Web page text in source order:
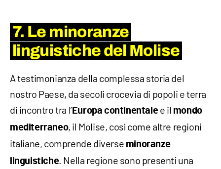
7. Le minoranze
linguistiche del Molise
A testimonianza della complessa storia del
nostro Paese, da secoli crocevia di popoli e terra
di incontro tra l’Europa continentalee il mondo
mediterraneo, il Molise, così come altre regioni
italiane, comprende diverse minoranze
linguistiche. Nella regione sono presenti una